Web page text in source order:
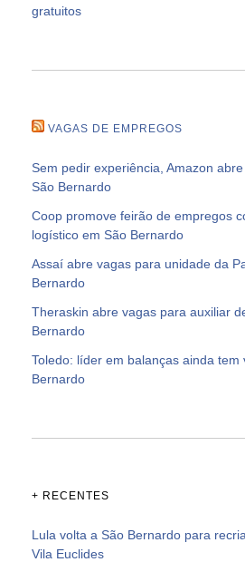
gratuitos
VAGAS DE EMPREGOS
Sem pedir experiência, Amazon
São Bernardo
Coop promove feirão de empregos
logístico em São Bernardo
Assaí abre vagas para unidade da
Bernardo
Theraskin abre vagas para auxiliar
Bernardo
Toledo: líder em balanças ainda tem
Bernardo
+ RECENTES
Lula volta a São Bernardo para
Vila Euclides